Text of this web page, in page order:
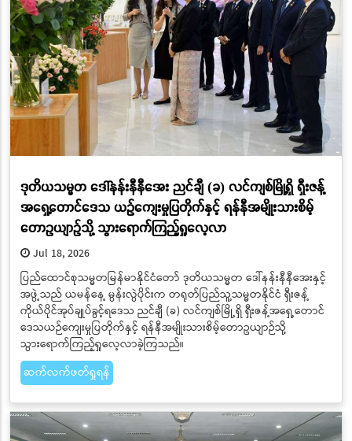
ဒုတိယသမ္မတ ဒေါ်နန်းနီနီအေး ညင်ချီ (ခ) လင်ကျစ်မြို့ရှိ ရှီးဇန့်
အရှေ့တောင်ဒေသ ယဉ်ကျေးမှုပြတိုက်နှင့် ရန်နီအမျိုးသားစိမ့်
တောဥယျာဉ်သို့ သွားရောက်ကြည့်ရှုလေ့လာ
Jul 18, 2026
ပြည်ထောင်စုသမ္မတမြန်မာနိုင်ငံတော် ဒုတိယသမ္မတ ဒေါ်နန်းနီနီအေးနှင့်
အဖွဲ့သည် ယမန်နေ့ မွန်းလွဲပိုင်းက တရုတ်ပြည်သူ့သမ္မတနိုင်ငံ ရှီးဇန့်
ကိုယ်ပိုင်အုပ်ချုပ်ခွင့်ရဒေသ ညင်ချီ (ခ) လင်ကျစ်မြို့ရှိ ရှီးဇန့်အရှေ့တောင်
ဒေသယဉ်ကျေးမှုပြတိုက်နှင့် ရန်နီအမျိုးသားစိမ့်တောဥယျာဉ်သို့
သွားရောက်ကြည့်ရှုလေ့လာခဲ့ကြသည်။
ဆက်လက်ဖတ်ရှုရန်